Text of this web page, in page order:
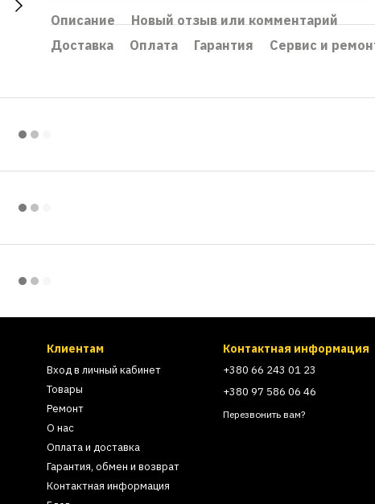
Описание
Новый отзыв или комментарий
Доставка
Оплата Гарантия Сервис и
Клиентам
Вход в личный кабинет
Товары
Ремонт
О нас
Оплата и доставка
Гарантия, обмен и возврат
Контактная информация
Контактная информация
+380 66 243 01 23
+380 97 586 06 46
Перезвонить вам?